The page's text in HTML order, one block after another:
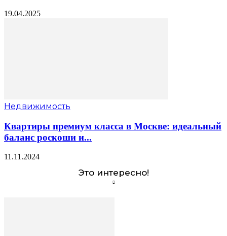
19.04.2025
Недвижимость
Квартиры премиум класса в Москве: идеальный
баланс роскоши и...
11.11.2024
Это интересно!